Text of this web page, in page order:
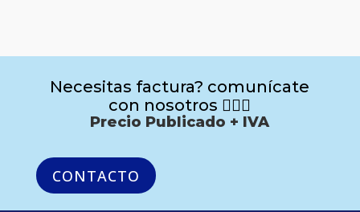
Necesitas factura? comunícate
con nosotros 🙋🏻‍♂️
Precio Publicado + IVA
CONTACTO